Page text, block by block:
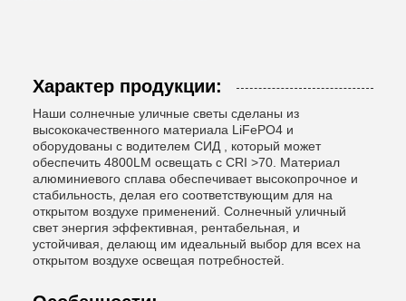
Характер продукции:
Наши солнечные уличные светы сделаны из
высококачественного материала LiFePO4 и
оборудованы с водителем СИД , который может
обеспечить 4800LM освещать с CRI >70. Материал
алюминиевого сплава обеспечивает высокопрочное и
стабильность, делая его соответствующим для на
открытом воздухе применений. Солнечный уличный
свет энергия эффективная, рентабельная, и
устойчивая, делающ им идеальный выбор для всех на
открытом воздухе освещая потребностей.